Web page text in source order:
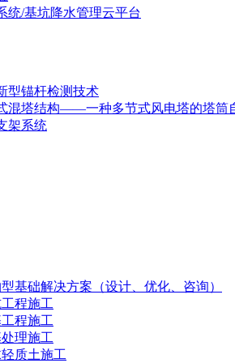
统/基坑降水管理云平台
型锚杆检测技术
混塔结构——一种多节式风电塔的塔筒
架系统
基础解决方案（设计、优化、咨询）
程施工
程施工
理施工
质土施工